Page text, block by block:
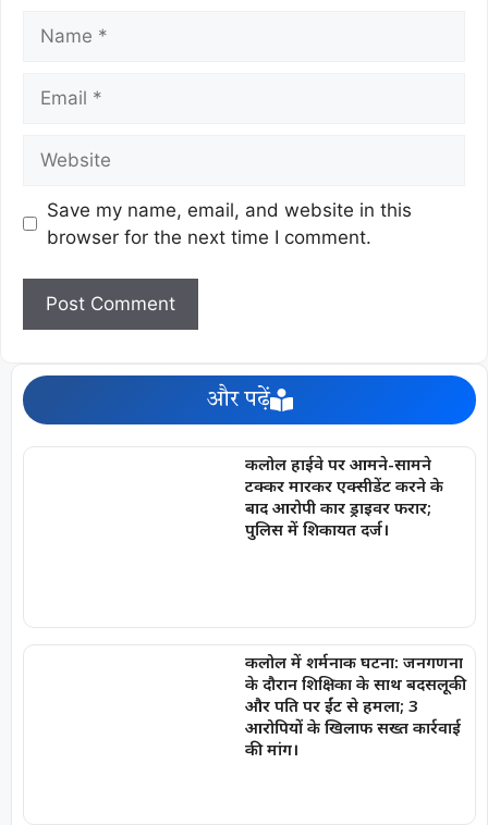
Save my name, email, and website in this
browser for the next time I comment.
और पढ़ें
कलोल हाईवे पर आमने-सामने
टक्कर मारकर एक्सीडेंट करने के
बाद आरोपी कार ड्राइवर फरार;
पुलिस में शिकायत दर्ज।
कलोल में शर्मनाक घटना: जनगणना
के दौरान शिक्षिका के साथ बदसलूकी
और पति पर ईंट से हमला; 3
आरोपियों के खिलाफ सख्त कार्रवाई
की मांग।